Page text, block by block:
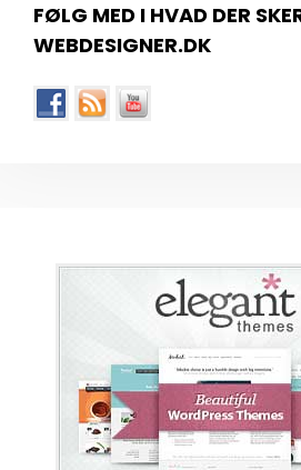
FØLG MED I HVAD DER
WEBDESIGNER.DK